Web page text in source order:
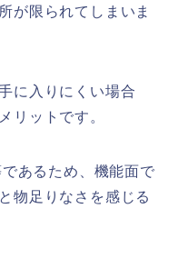
が限られてしまいま
に入りにくい場合
リットです。
あるため、機能面で
物足りなさを感じる